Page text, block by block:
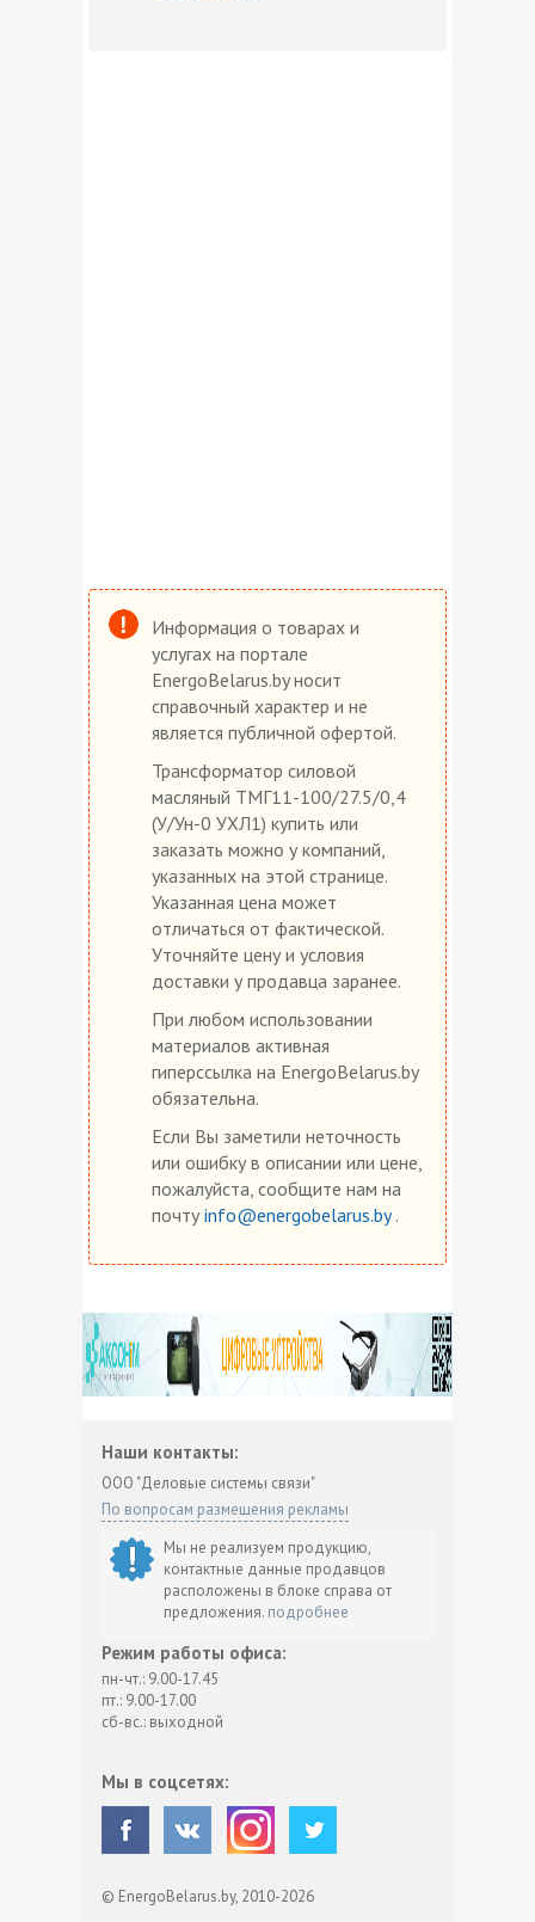
Информация о товарах и
услугах на портале
EnergoBelarus.by носит
справочный характер и не
является публичной офертой.
Трансформатор силовой
масляный ТМГ11-100/27.5/0,4
(У/Ун-0 УХЛ1) купить или
заказать можно у компаний,
указанных на этой странице.
Указанная цена может
отличаться от фактической.
Уточняйте цену и условия
доставки у продавца заранее.
При любом использовании
материалов активная
гиперссылка на EnergoBelarus.by
обязательна.
Если Вы заметили неточность
или ошибку в описании или цене,
пожалуйста, сообщите нам на
почту info@energobelarus.by.
Наши контакты:
ООО "Деловые системы связи"
По вопросам размещения рекламы
Мы не реализуем продукцию,
контактные данные продавцов
расположены в блоке справа от
предложения. подробнее
Режим работы офиса:
пн-чт.: 9.00-17.45
пт.: 9.00-17.00
сб-вс.: выходной
Мы в соцсетях:
© EnergoBelarus.by, 2010-2026